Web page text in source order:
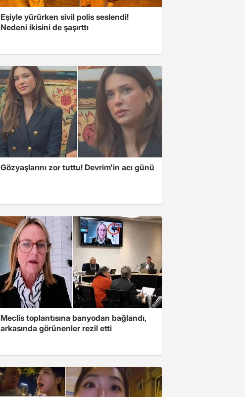
Eşiyle yürürken sivil polis seslendi!
Nedeni ikisini de şaşırttı
Gözyaşlarını zor tuttu! Devrim'in acı günü
Meclis toplantısına banyodan bağlandı,
arkasında görünenler rezil etti